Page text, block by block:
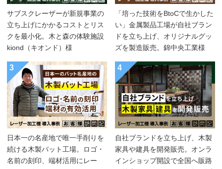
サブスクレーザーが新規事業の
立ち上げにかかるコストとリス
クを最小化。木と森の体験施設
kiond（キオンド）様
「培った技術をBtoCで生かした
い」金属製品工場が自社ブラン
ドを立ち上げ、オリジナルグッ
ズを製造販売。錦中央工業様
3
日本一の名産地で唯一手削りを
続ける木製バット工場。ロゴ・
名前の刻印、端材活用にレー
4
自社ブランドを立ち上げ、木製
家具や建具を開発販売。オンラ
インショップ開設で全国へ販路